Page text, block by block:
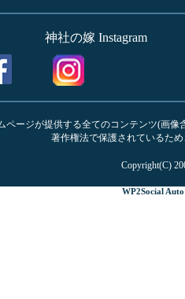
神社の嫁 Instagram
ページが提供する全てのコンテンツ(画
著作権法で保護されているた
Copyright(C)
WP2Social